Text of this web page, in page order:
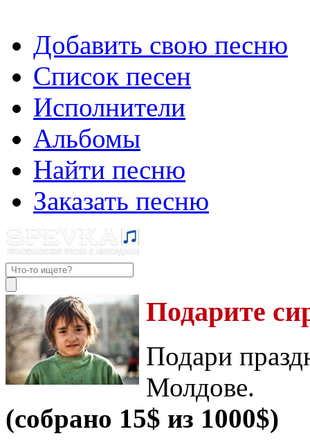
Добавить свою песню
Список песен
Исполнители
Альбомы
Найти песню
Заказать песню
Подарите
Подари
Молдове.
(собрано 15$ из 1000$)